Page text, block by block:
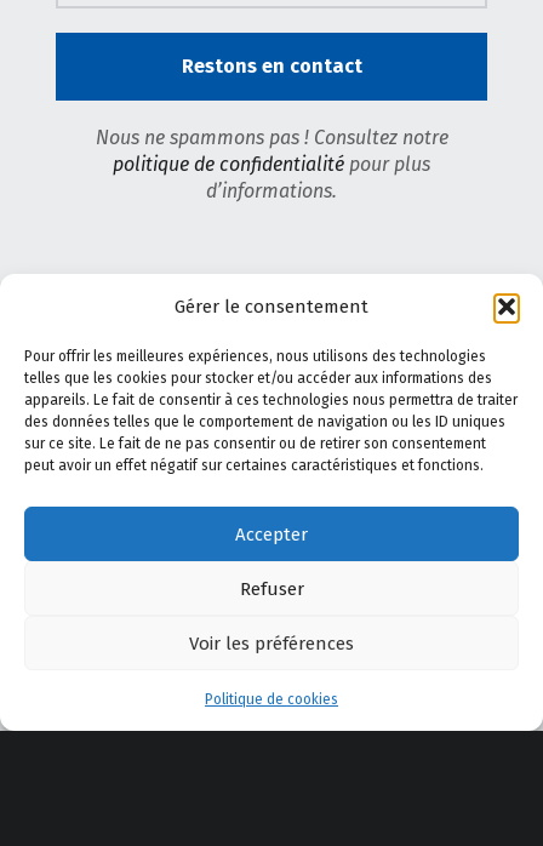
Gérer le consentement
Pour offrir les meilleures expériences, nous utilisons des technologies
telles que les cookies pour stocker et/ou accéder aux informations des
appareils. Le fait de consentir à ces technologies nous permettra de traiter
des données telles que le comportement de navigation ou les ID uniques
sur ce site. Le fait de ne pas consentir ou de retirer son consentement
peut avoir un effet négatif sur certaines caractéristiques et fonctions.
Accepter
Refuser
Voir les préférences
Politique de cookies
Menu
Nous ne spammons pas ! Consultez notre
politique de confidentialité pour plus
d’informations.
A propos de Safe Shooting
Politique de cookies